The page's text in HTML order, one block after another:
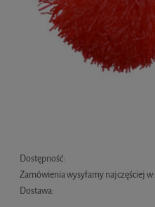
Dostępność:
Zamówienia wysyłamy najczęściej w:
Dostawa: